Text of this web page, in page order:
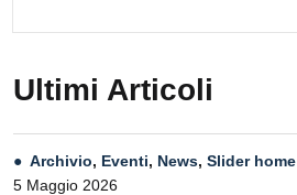
Ultimi Articoli
Archivio, Eventi, News, Slider home
5 Maggio 2026